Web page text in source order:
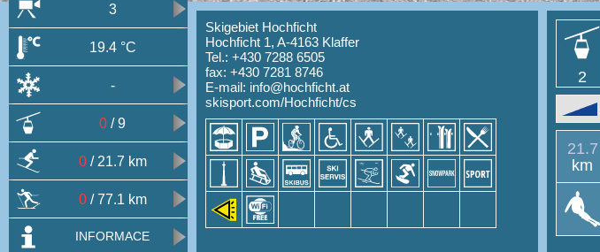
Skigebiet Hochficht
Hochficht 1, A-4163 Klaffer
Tel.: +430 7288 6505
fax: +430 7281 8746
E-mail: info@hochficht.at
skisport.com/Hochficht/cs
2
21.7
km
3
19.4 °C
-
0 / 9
0/ 21.7 km
0/ 77.1 km
INFORMACE